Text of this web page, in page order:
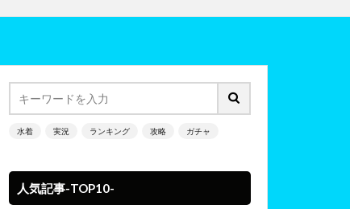
水着 実況 ランキング 攻略 ガチャ
人気記事-TOP10-